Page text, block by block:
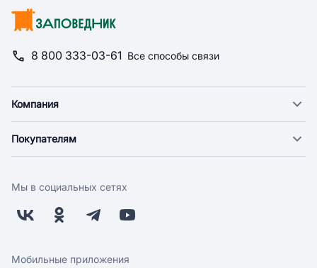
8 800 333-03-61 Все способы связи
Компания
Новости
Поставщикам
Заводчикам
Обратная связь
Покупателям
Оплата
Бонусная программа
Скидки и акции
Мы в социальных сетях
Мобильные приложения